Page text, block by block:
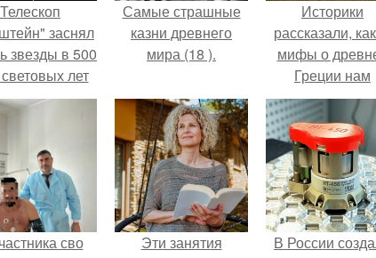
Телескоп
заснял
звезды в 500
лет
от земли.
Самые страшные
казни древнего
мира (18 ).
Историки
рассказали,
мифы о
Греции нам
навязало
сво
Эти занятия
В России